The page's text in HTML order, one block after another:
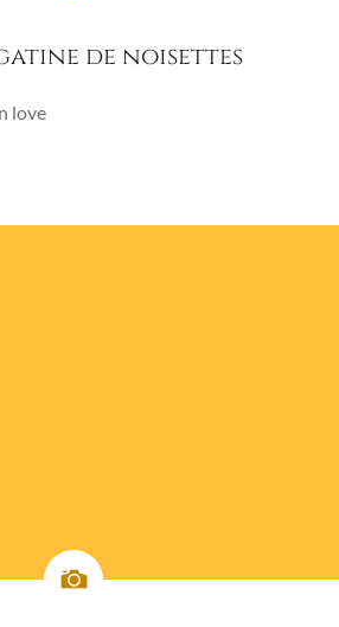
de noisettes
love